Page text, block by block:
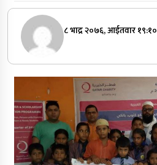
८ भाद्र २०७६, आईतवार १९:१०